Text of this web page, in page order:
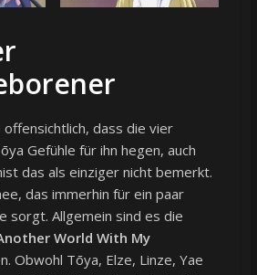
dass die vier
Gefühle für ihn hegen, auch
das als einziger nicht bemerkt.
das immerhin für ein paar
sorgt. Allgemein sind es die
World With My
Obwohl Tōya, Elze, Linze, Yae